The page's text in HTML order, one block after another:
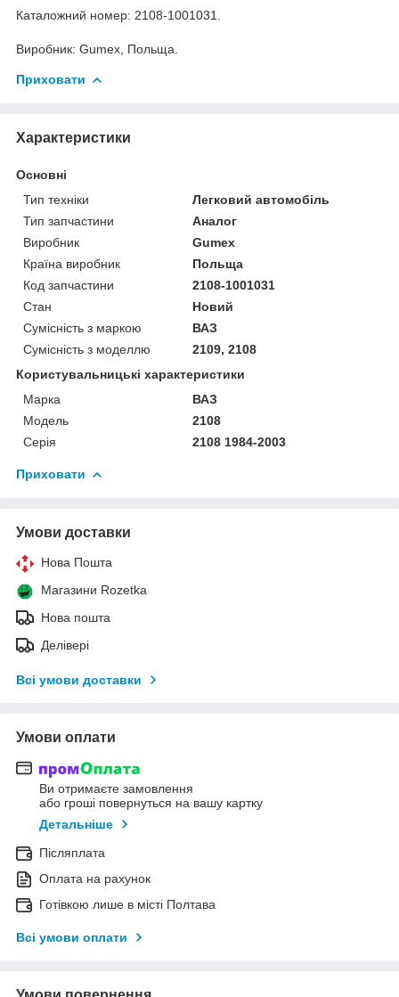
Каталожний номер: 2108-1001031.
Виробник: Gumex, Польща.
Приховати
Характеристики
Основні
Тип техніки
Легковий автомобіль
Тип запчастини
Аналог
Виробник
Gumex
Країна виробник
Польща
Код запчастини
2108-1001031
Стан
Новий
Сумісність з маркою
ВАЗ
Сумісність з моделлю
2109, 2108
Користувальницькі характеристики
Марка
ВАЗ
Модель
2108
Серія
2108 1984-2003
Приховати
Умови доставки
Нова Пошта
Магазини Rozetka
Нова пошта
Делівері
Всі умови доставки
Умови оплати
Ви отримаєте замовлення
або гроші повернуться на вашу картку
Детальніше
Післяплата
Оплата на рахунок
Готівкою лише в місті Полтава
Всі умови оплати